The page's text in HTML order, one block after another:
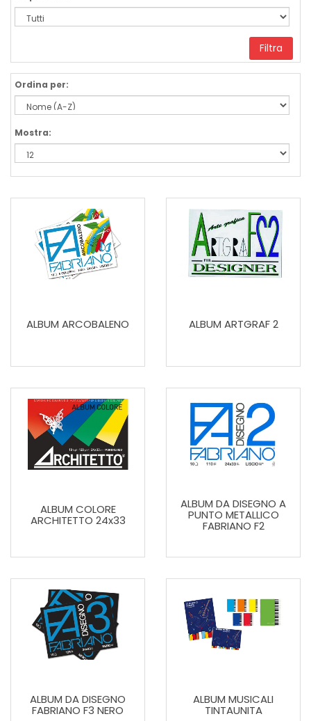
Filtra
Ordina per:
Mostra:
ALBUM ARCOBALENO ALBUM ARTGRAF 2
ALBUM COLORE
ARCHITETTO 24x33
ALBUM DA DISEGNO A
PUNTO METALLICO
FABRIANO F2
ALBUM DA DISEGNO
FABRIANO F3 NERO
ALBUM MUSICALI
TINTAUNITA